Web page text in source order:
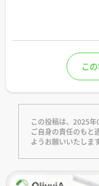
こ
この投稿は、2025年
ご自身の責任のもと
ようお願いいたします